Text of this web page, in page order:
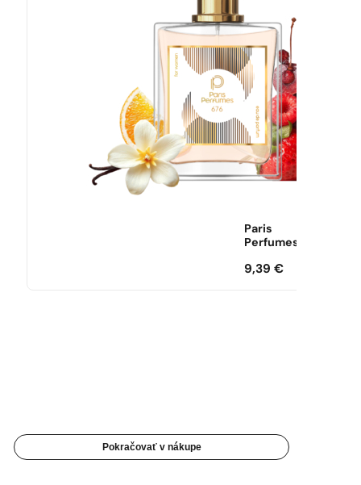
Paris
Perfumes
9,39€
Pokračovať v nákupe